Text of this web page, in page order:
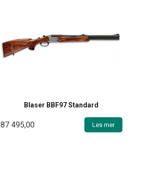
Blaser BBF97 Standard
87 495,00 Les mer